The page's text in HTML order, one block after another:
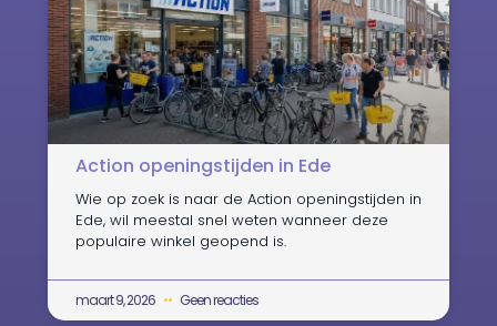
Action openingstijden in Ede
Wie op zoek is naar de Action openingstijden in
Ede, wil meestal snel weten wanneer deze
populaire winkel geopend is.
maart 9, 2026 Geen reacties